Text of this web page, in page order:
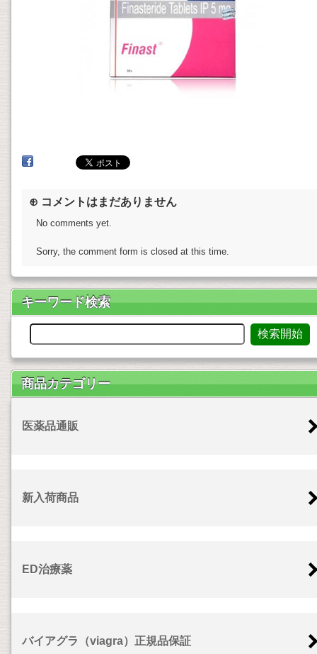
⊕ コメントはまだありません
No comments yet.
Sorry, the comment form is closed at this time.
キーワード検索
商品カテゴリー
医薬品通販
新入荷商品
ED治療薬
バイアグラ（viagra）正規品保証